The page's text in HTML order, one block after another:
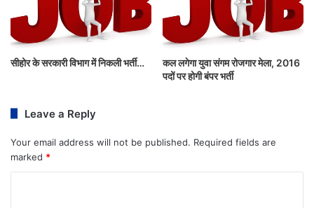
सीहोर के सरकारी विभाग में निकली भर्ती…
कल लगेगा युवा संगम रोजगार मेला, 2016
पदों पर होगी बंपर भर्ती
Leave a Reply
Your email address will not be published. Required fields are
marked *